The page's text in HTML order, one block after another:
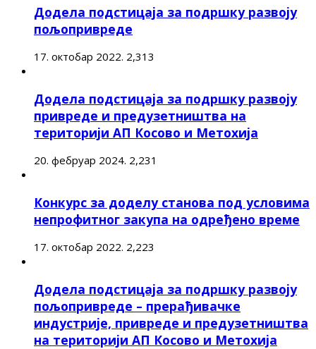
Додела подстицаја за подршку развоју
пољопривреде
17. октобар 2022. 2,313
Додела подстицаја за подршку развоју
привреде и предузетништва на
територији АП Косово и Метохија
20. фебруар 2024. 2,231
Конкурс за доделу станова под условима
непрофитног закупа на одређено време
17. октобар 2022. 2,223
Додела подстицаја за подршку развоју
пољопривреде – прерађивачке
индустрије, привреде и предузетништва
на територији АП Косово и Метохија